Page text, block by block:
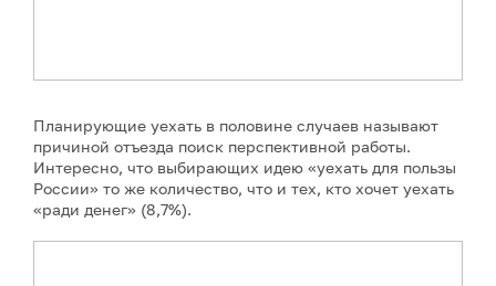
Планирующие уехать в половине случаев называют
причиной отъезда поиск перспективной работы.
Интересно, что выбирающих идею «уехать для пользы
России» то же количество, что и тех, кто хочет уехать
«ради денег» (8,7%).